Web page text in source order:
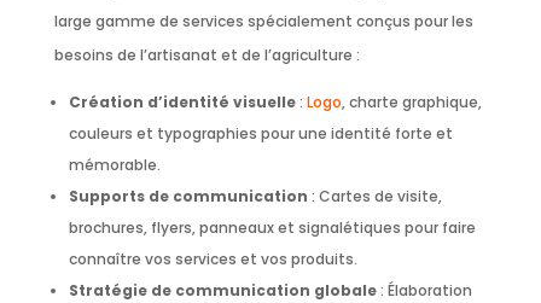
large gamme de services spécialement conçus pour les
besoins de l’artisanat et de l’agriculture :
Création d’identité visuelle: Logo, charte graphique,
couleurs et typographies pour une identité forte et
mémorable.
Supports de communication : Cartes de visite,
brochures, flyers, panneaux et signalétiques pour faire
connaître vos services et vos produits.
Stratégie de communication globale: Élaboration